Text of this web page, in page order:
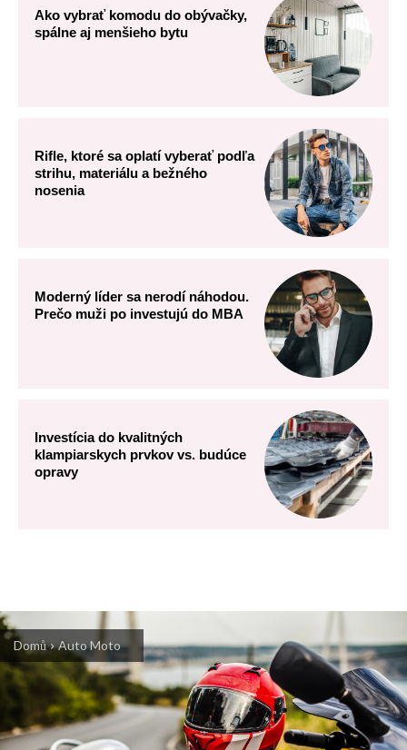
Ako vybrať komodu do obývačky,
spálne aj menšieho bytu
Rifle, ktoré sa oplatí vyberať podľa
strihu, materiálu a bežného
nosenia
Moderný líder sa nerodí náhodou.
Prečo muži po investujú do MBA
Investícia do kvalitných
klampiarskych prvkov vs. budúce
opravy